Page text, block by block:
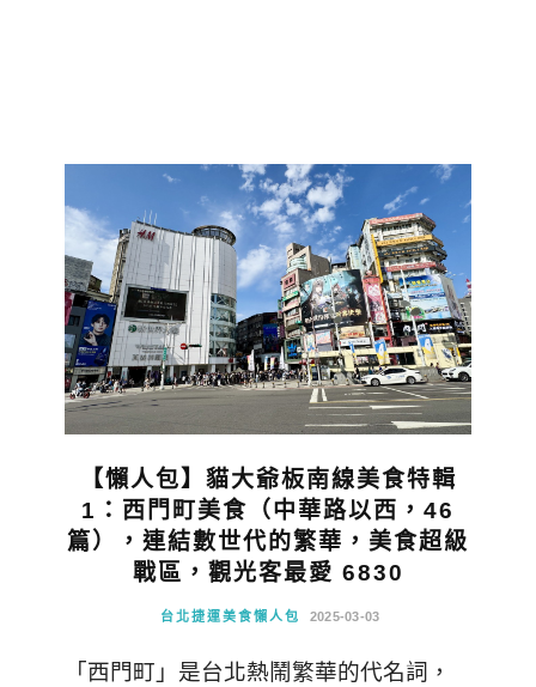
【懶人包】貓大爺板南線美食特輯
1：西門町美食（中華路以西，46
篇），連結數世代的繁華，美食超級
戰區，觀光客最愛 6830
台北捷運美食懶人包 2025-03-03
「西門町」是台北熱鬧繁華的代名詞，